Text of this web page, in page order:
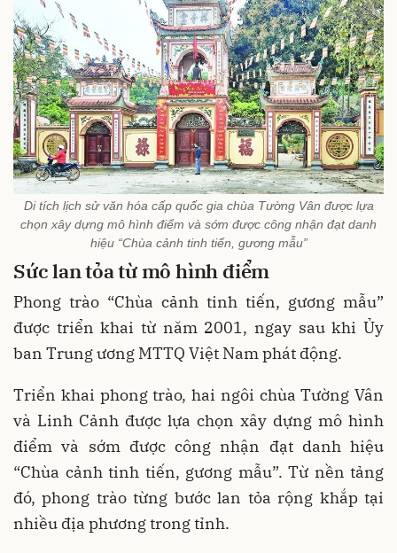
Di tích lịch sử văn hóa cấp quốc gia chùa Tường Vân được lựa
chọn xây dựng mô hình điểm và sớm được công nhận đạt danh
hiệu “Chùa cảnh tinh tiến, gương mẫu”
Sức lan tỏa từ mô hình điểm
Phong trào “Chùa cảnh tinh tiến, gương mẫu”
được triển khai từ năm 2001, ngay sau khi Ủy
ban Trung ương MTTQ Việt Nam phát động.
Triển khai phong trào, hai ngôi chùa Tường Vân
và Linh Cảnh được lựa chọn xây dựng mô hình
điểm và sớm được công nhận đạt danh hiệu
“Chùa cảnh tinh tiến, gương mẫu”. Từ nền tảng
đó, phong trào từng bước lan tỏa rộng khắp tại
nhiều địa phương trong tỉnh.